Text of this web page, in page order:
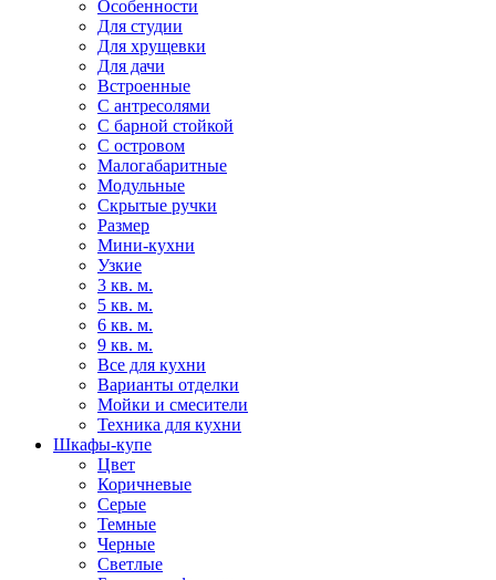
Особенности
Для студии
Для хрущевки
Для дачи
Встроенные
С антресолями
С барной стойкой
С островом
Малогабаритные
Модульные
Скрытые ручки
Размер
Мини-кухни
Узкие
3 кв. м.
5 кв. м.
6 кв. м.
9 кв. м.
Все для кухни
Варианты отделки
Мойки и смесители
Техника для кухни
Шкафы-купе
Цвет
Коричневые
Серые
Темные
Черные
Светлые